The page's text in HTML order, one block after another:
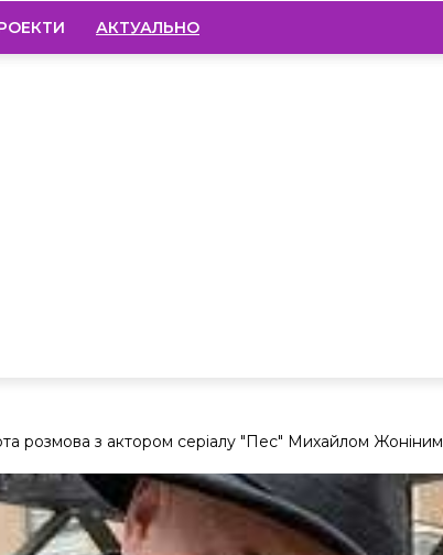
АКТУАЛЬНО
розмова з актором серіалу "Пес" Михайлом Жоніним